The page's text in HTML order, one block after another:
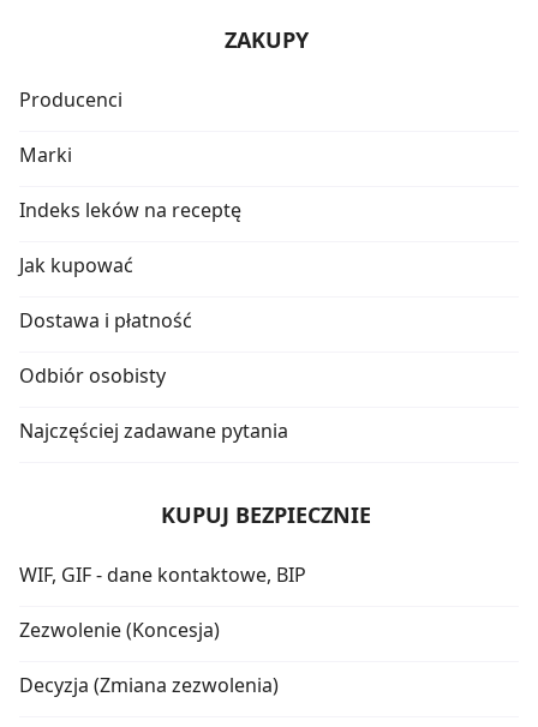
ZAKUPY
Producenci
Marki
Indeks leków na receptę
Jak kupować
Dostawa i płatność
Odbiór osobisty
Najczęściej zadawane pytania
KUPUJ BEZPIECZNIE
WIF, GIF - dane kontaktowe, BIP
Zezwolenie (Koncesja)
Decyzja (Zmiana zezwolenia)